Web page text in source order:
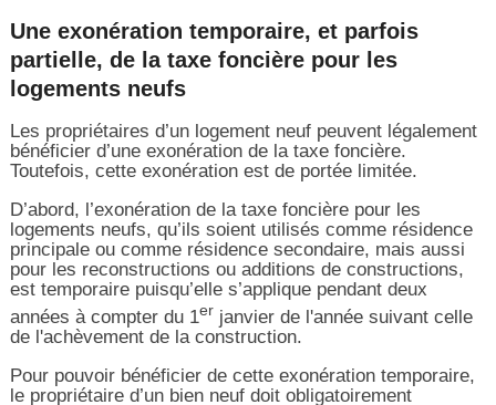
Une exonération temporaire, et parfois
partielle, de la taxe foncière pour les
logements neufs
Les propriétaires d’un logement neuf peuvent légalement
bénéficier d’une exonération de la taxe foncière.
Toutefois, cette exonération est de portée limitée.
D’abord, l’exonération de la taxe foncière pour les
logements neufs, qu’ils soient utilisés comme résidence
principale ou comme résidence secondaire, mais aussi
pour les reconstructions ou additions de constructions,
est temporaire puisqu’elle s’applique pendant deux
années à compter du 1er janvier de l'année suivant celle
de l'achèvement de la construction.
Pour pouvoir bénéficier de cette exonération temporaire,
le propriétaire d’un bien neuf doit obligatoirement